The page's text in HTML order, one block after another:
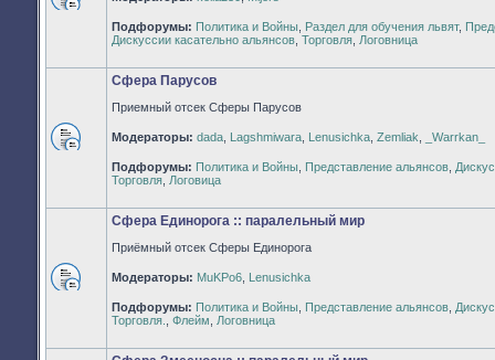
непрочитанных
сообщений
Подфорумы: Политика и Войны Раздел для обучения львят,
Дискуссии касательно альянсов Торговля Логовница
непрочитанных
сообщений
Сфера Парусов
Приемный отсек Сферы Парусов
Модераторы: dada Lagshmiwara Lenusichka Zemliak _Warrkan_
Подфорумы: Политика и Войны Представление альянсов
Торговля Логовица
непрочитанных
сообщений
Сфера Единорога :: паралельный мир
Приёмный отсек Сферы Единорога
Модераторы: MuKPo6 Lenusichka
Подфорумы: Политика и Войны Представление альянсов
Торговля.
Флейм Логовница